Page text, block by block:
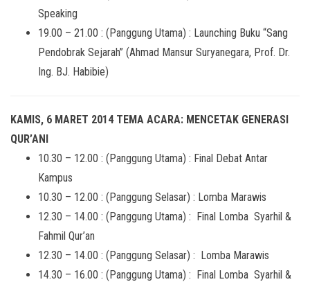
Speaking
19.00 – 21.00 : (Panggung Utama) : Launching Buku “Sang
Pendobrak Sejarah” (Ahmad Mansur Suryanegara, Prof. Dr.
Ing. BJ. Habibie)
KAMIS, 6 MARET 2014 TEMA ACARA: MENCETAK GENERASI
QUR’ANI
10.30 – 12.00 : (Panggung Utama) : Final Debat Antar
Kampus
10.30 – 12.00 : (Panggung Selasar) : Lomba Marawis
12.30 – 14.00 : (Panggung Utama) : Final Lomba Syarhil &
Fahmil Qur’an
12.30 – 14.00 : (Panggung Selasar) : Lomba Marawis
14.30 – 16.00 : (Panggung Utama) : Final Lomba Syarhil &